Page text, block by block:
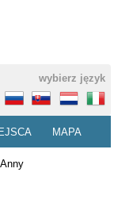
wybierz język
MAPA